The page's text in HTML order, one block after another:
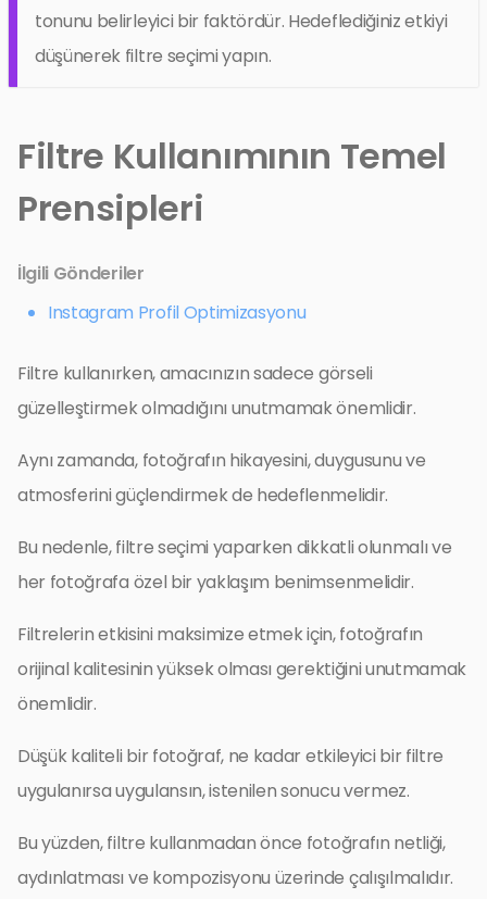
tonunu belirleyici bir faktördür. Hedeflediğiniz etkiyi
düşünerek filtre seçimi yapın.
Filtre Kullanımının Temel
Prensipleri
İlgili Gönderiler
Instagram Profil Optimizasyonu
Filtre kullanırken, amacınızın sadece görseli
güzelleştirmek olmadığını unutmamak önemlidir.
Aynı zamanda, fotoğrafın hikayesini, duygusunu ve
atmosferini güçlendirmek de hedeflenmelidir.
Bu nedenle, filtre seçimi yaparken dikkatli olunmalı ve
her fotoğrafa özel bir yaklaşım benimsenmelidir.
Filtrelerin etkisini maksimize etmek için, fotoğrafın
orijinal kalitesinin yüksek olması gerektiğini unutmamak
önemlidir.
Düşük kaliteli bir fotoğraf, ne kadar etkileyici bir filtre
uygulanırsa uygulansın, istenilen sonucu vermez.
Bu yüzden, filtre kullanmadan önce fotoğrafın netliği,
aydınlatması ve kompozisyonu üzerinde çalışılmalıdır.